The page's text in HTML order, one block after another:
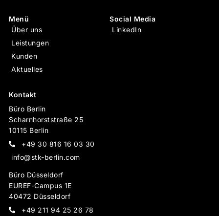
Menü
Über uns
Leistungen
Kunden
Aktuelles
Social Media
LinkedIn
Kontakt
Büro Berlin
Scharnhorststraße 25
10115 Berlin
+49 30 816 16 03 30
info@stk-berlin.com
Büro Düsseldorf
EUREF-Campus 1E
40472 Düsseldorf
+49 211 94 25 26 78